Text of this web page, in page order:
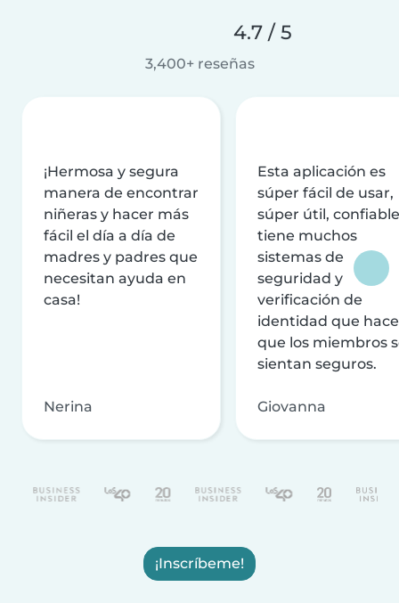
4.7 / 5
3,400+ reseñas
¡Hermosa y segura
manera de encontrar
niñeras y hacer más
fácil el día a día de
madres y padres que
necesitan ayuda en
casa!
Nerina
Esta aplicación es
súper fácil de usar,
súper útil,
tiene muchos
sistemas de
seguridad y
verificación de
identidad que
que los miembros
sientan seguros.
Giovanna
¡Inscríbeme!